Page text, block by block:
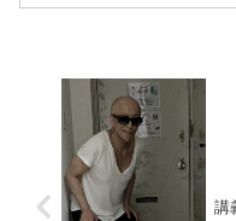
講